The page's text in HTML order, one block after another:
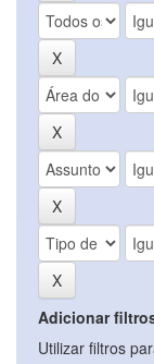
Adicionar
Utilizar filtros